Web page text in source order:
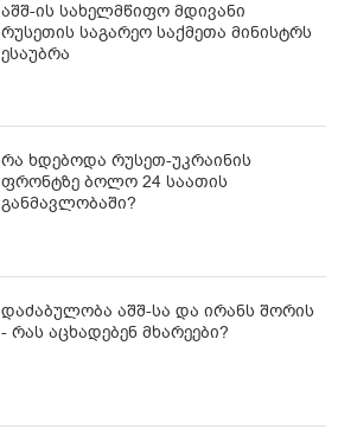
აშშ-ის სახელმწიფო მდივანი
რუსეთის საგარეო საქმეთა მინისტრს
ესაუბრა
რა ხდებოდა რუსეთ-უკრაინის
ფრონტზე ბოლო 24 საათის
განმავლობაში?
დაძაბულობა აშშ-სა და ირანს შორის
- რას აცხადებენ მხარეები?